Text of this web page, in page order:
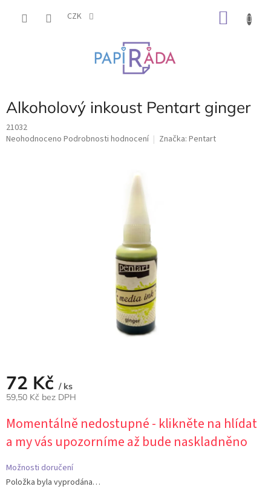
CZK
Alkoholový inkoust Pentart ginger
21032
Průměrné
Neohodnoceno Podrobnosti hodnocení Značka: Pentart
72 Kč / ks
59,50 Kč bez DPH
cena:
Momentálně nedostupné - klikněte na hlídat
a my vás upozorníme až bude naskladněno
Možnosti doručení
Položka byla vyprodána…